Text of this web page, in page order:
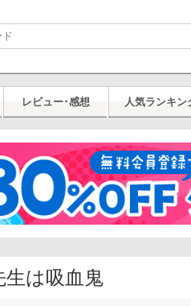
レビュー･感想 人気ランキン
生は吸血鬼